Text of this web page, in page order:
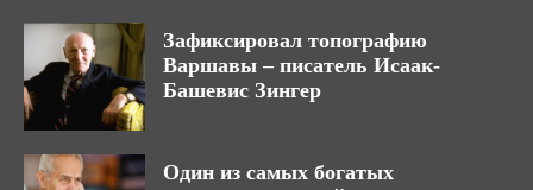
Зафиксировал топографию
Варшавы – писатель Исаак-
Башевис Зингер
Один из самых богатых